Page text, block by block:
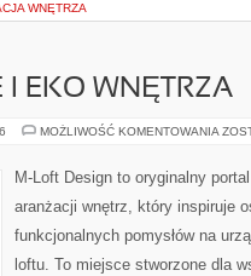
WNĘTRZA
EKO WNĘTRZA
MOŻLIWOŚĆ KOMENTOWANIA
M-Loft Design to oryginalny
aranżacji wnętrz, który inspiruje
funkcjonalnych pomysłów na
loftu. To miejsce stworzone dla